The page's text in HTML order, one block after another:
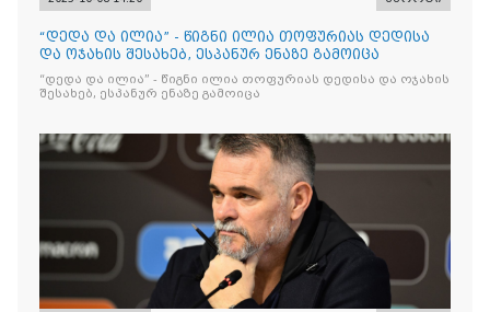
“დედა და ილია” - წიგნი ილია თოფურიას დედისა
და ოჯახის შესახებ, ესპანურ ენაზე გამოიცა
“დედა და ილია” - წიგნი ილია თოფურიას დედისა და ოჯახის
შესახებ, ესპანურ ენაზე გამოიცა